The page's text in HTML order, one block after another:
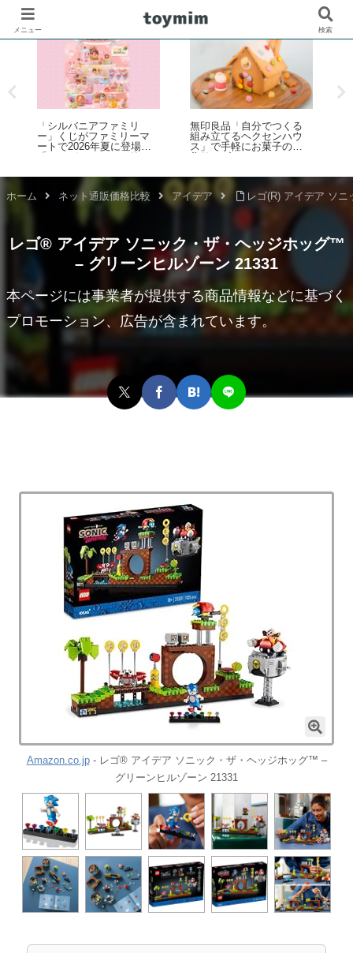
「シルバニアファミリ
ー」くじがファミリーマ
ートで2026年夏に登場！
「シルバニアファミリー
スイーツ～」6月27日発売
無印良品「自分でつくる
組み立てるヘクセンハウ
ス」で手軽にお菓子の家
作りレビュー
8
ホーム ネット通販価格比較 アイデア レゴ(R) アイデア ソ
レゴ® アイデア ソニック・ザ・ヘッジホッグ™
– グリーンヒルゾーン 21331
本ページには事業者が提供する商品情報などに基づく
プロモーション、広告が含まれています。
Amazon.co.jp- レゴ® アイデア ソニック・ザ・ヘッジホッグ™ –
グリーンヒルゾーン 21331
メニュー 検索